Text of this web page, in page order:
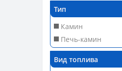
Тип
Камин
Печь-камин
Вид топлива